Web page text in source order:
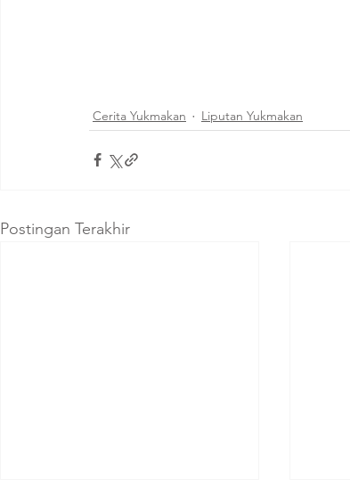
Cerita Yukmakan Liputan Yukmakan
Postingan Terakhir